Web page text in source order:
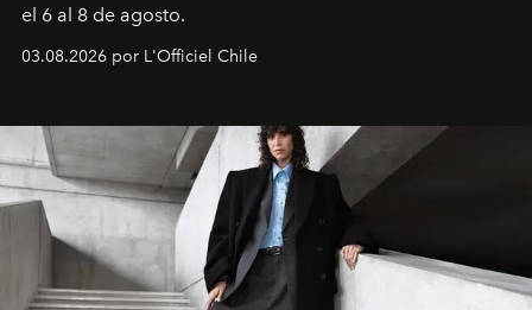
el 6 al 8 de agosto.
03.08.2026 por L'Officiel Chile